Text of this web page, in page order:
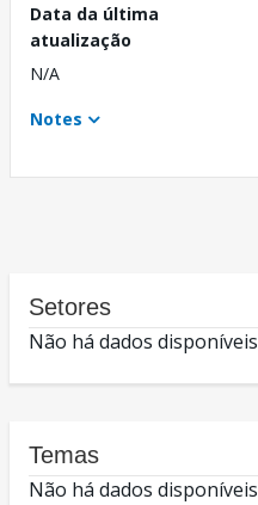
Data da última
atualização
N/A
Notes
Setores
Não há dados disponíveis
Temas
Não há dados disponíveis